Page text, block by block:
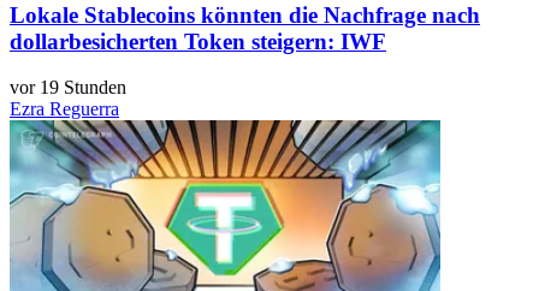
Lokale Stablecoins könnten die Nachfrage nach
dollarbesicherten Token steigern: IWF
vor 19 Stunden
Ezra Reguerra